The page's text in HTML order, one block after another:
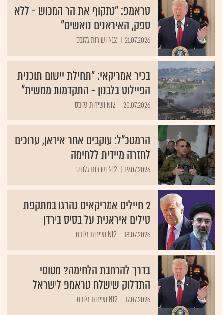
טראמפ: "נתקוף את הר המכוש - ללא
ספק, האיראנים נואשים"
21.07.2026 N12 ושירות גלובס
בכיר אמריקאי: "תחילת יישום תוכנית
הפיילוט בלבנון - התקדמות ממשית"
20.07.2026 N12 ושירות גלובס
הרמטכ"ל: עוקבים אחר איראן, ערוכים
לחזרה מיידית ללחימה
19.07.2026 N12 ושירות גלובס
2 חיילים אמריקאים נהרגו במתקפת
טילים איראנית על בסיס בירדן
18.07.2026 N12 ושירות גלובס
בדרך להרחבת הלחימה? מטוסי
התדלוק שישלח טראמפ לישראל
17.07.2026 N12 ושירות גלובס